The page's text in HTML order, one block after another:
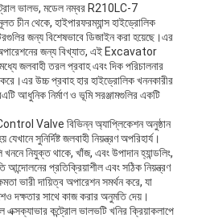
ভালভ, মডেল নম্বর R210LC-7
থেকে, হাইপারফরম্যান্স হাইড্রোলিক
জন্য বিশেষভাবে ডিজাইন করা হয়েছে।এর
অপারেশনের জন্য বিখ্যাত, এই Excavator
জলবাহী তরল প্রবাহ এবং দিক পরিচালনার
উচ্চ প্রবাহ হার হাইড্রোলিক খননকারীর
আধুনিক নির্মাণ ও ভূমি সরঞ্জামগুলির একটি
Valve বিভিন্ন অ্যাপ্লিকেশন অনুষ্ঠান
সুনির্দিষ্ট জলবাহী নিয়ন্ত্রণ অপরিহার্য।
নিযুক্ত থাকে, খাঁজ, এবং উপাদান হ্যান্ডলিং,
আন্দোলনের প্রতিক্রিয়াশীল এবং সঠিক নিয়ন্ত্রণ
ভারী দায়িত্ব অপারেশন সমর্থন করে, যা
দক্ষতার সাথে কাজ করার অনুমতি দেয়।
এক্সক্যাভার কন্ট্রোল ভালভটি খনির ক্রিয়াকলাপে